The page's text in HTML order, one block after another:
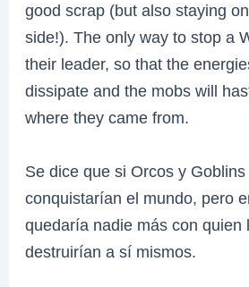
good scrap (but also staying
side!). The only way to stop a
their leader, so that the
dissipate and the mobs will
where they came from.
Se dice que si Orcos y
conquistarían el mundo, pero
quedaría nadie más con quien
destruirían a sí mismos.